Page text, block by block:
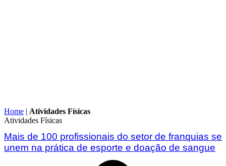
Home | Atividades Físicas
Atividades Físicas
Mais de 100 profissionais do setor de franquias se
unem na prática de esporte e doação de sangue